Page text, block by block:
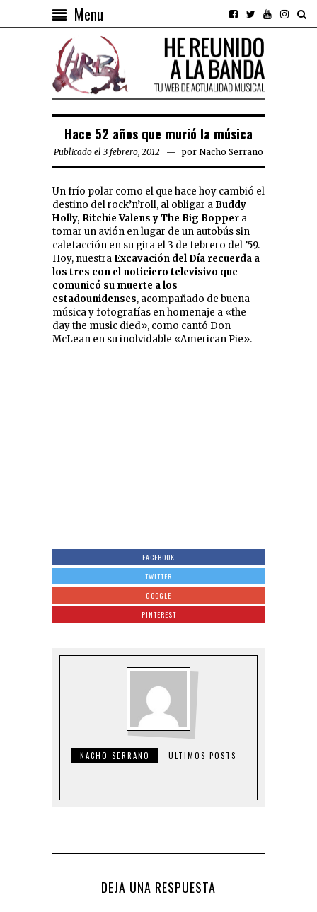
Menu
Hace 52 años que murió la música
Publicado el 3 febrero, 2012 por Nacho Serrano
Un frío polar como el que hace hoy cambió el
destino del rock’n’roll, al obligar a Buddy
Holly, Ritchie Valens y The Big Bopper a
tomar un avión en lugar de un autobús sin
calefacción en su gira el 3 de febrero del ’59.
Hoy, nuestra Excavación del Día recuerda a
los tres con el noticiero televisivo que
comunicó su muerte a los
estadounidenses, acompañado de buena
música y fotografías en homenaje a «the
day the music died», como cantó Don
McLean en su inolvidable «American Pie».
FACEBOOK
TWITTER
GOOGLE
PINTEREST
NACHO SERRANO ULTIMOS POSTS
DEJA UNA RESPUESTA